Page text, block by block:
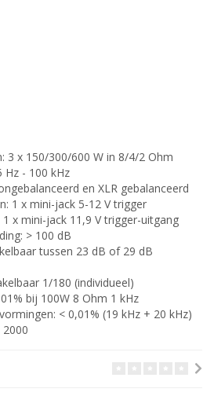
3 x 150/300/600 W in 8/4/2 Ohm
Hz - 100 kHz
en XLR gebalanceerd
1 x mini-jack 5-12 V trigger
x mini-jack 11,9 V trigger-uitgang
> 100 dB
tussen 23 dB of 29 dB
1/180 (individueel)
bij 100W 8 Ohm 1 kHz
< 0,01% (19 kHz + 20 kHz)